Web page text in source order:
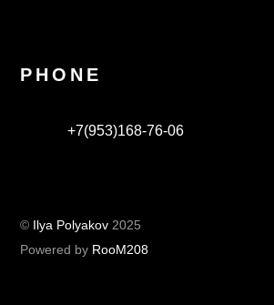
PHONE
+7(953)168-76-06
© Ilya Polyakov 2025
Powered by RooM208